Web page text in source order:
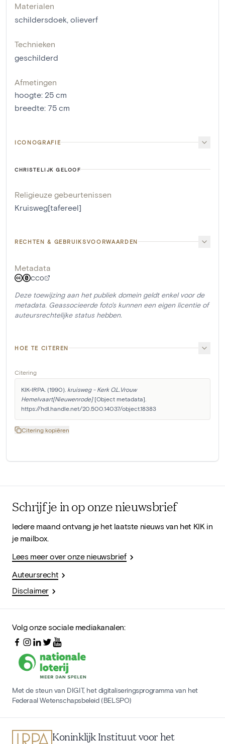
Materialen
schildersdoek, olieverf
Technieken
geschilderd
Afmetingen
hoogte: 25 cm
breedte: 75 cm
ICONOGRAFIE
CHRISTELIJK GELOOF
Religieuze gebeurtenissen
Kruisweg[tafereel]
RECHTEN & GEBRUIKSVOORWAARDEN
Metadata
CC0
Deze toewijzing aan het publiek domein geldt enkel voor de
metadata. Geassocieerde foto's kunnen een eigen licentie of
auteursrechtelijke status hebben.
HOE TE CITEREN
Citering
KIK-IRPA. (1990). kruisweg - Kerk O.L.Vrouw
Hemelvaart[Nieuwenrode] [Object metadata].
https://hdl.handle.net/20.500.14037/object.18383
Citering kopiëren
Schrijf je in op onze nieuwsbrief
Iedere maand ontvang je het laatste nieuws van het KIK in
je mailbox.
Lees meer over onze nieuwsbrief
Auteursrecht
Disclaimer
Volg onze sociale mediakanalen:
Met de steun van DIGIT, het digitaliseringsprogramma van het
Federaal Wetenschapsbeleid (BELSPO)
Koninklijk Instituut voor het